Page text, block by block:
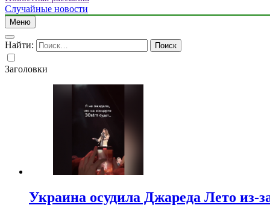
Случайные новости
Меню
Найти:
Заголовки
Украина осудила Джареда Лето из-